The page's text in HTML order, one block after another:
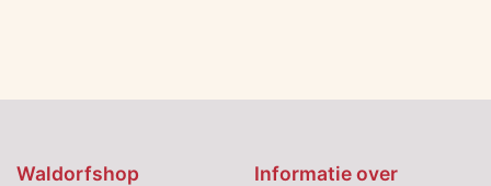
Waldorfshop Informatie over